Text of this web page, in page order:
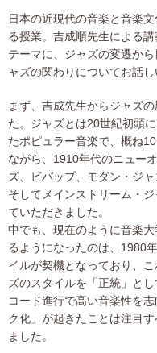
日本の近現代の音楽と音楽
る授業。吉成順先生による
テーマに、ジャズの変遷か
ャズの関わりについてお話し
まず、吉成先生からジャズ
た。ジャズとは20世紀初頭
たポピュラー音楽で、概ね
ながら、1910年代のニュー
ズ、ビバップ、モダン・ジ
そしてメインストリーム・
ていただきました。
中でも、現在のように音楽
るようになったのは、1980
イルが契機となっており、
ズのスタイルを「正統」と
コード進行で高い音楽性を
ク化」が起きたことは注目
ました。